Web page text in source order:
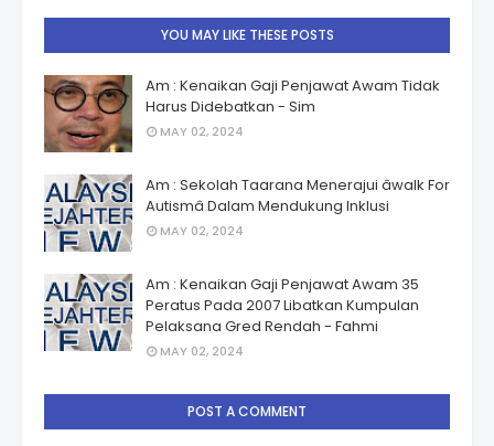
YOU MAY LIKE THESE POSTS
Am : Kenaikan Gaji Penjawat Awam Tidak
Harus Didebatkan - Sim
MAY 02, 2024
Am : Sekolah Taarana Menerajui âwalk For
Autismâ Dalam Mendukung Inklusi
MAY 02, 2024
Am : Kenaikan Gaji Penjawat Awam 35
Peratus Pada 2007 Libatkan Kumpulan
Pelaksana Gred Rendah - Fahmi
MAY 02, 2024
POST A COMMENT